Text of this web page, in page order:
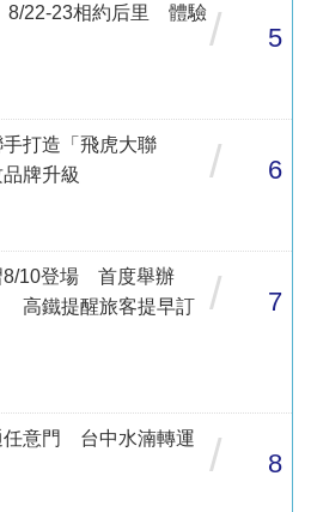
8/22-23相約后里 體驗/ 5
打造「飛虎大聯
牌升級
/ 6
8/10登場 首度舉辦
高鐵提醒旅客提早訂
/ 7
任意門 台中水湳轉運
/ 8